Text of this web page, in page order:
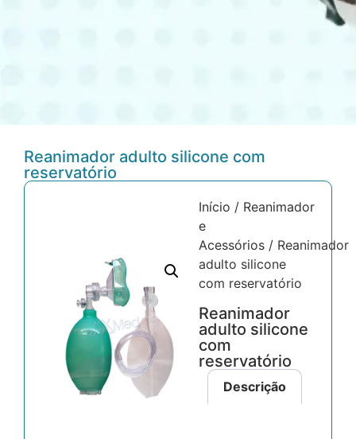
Reanimador adulto silicone com
reservatório
Início / Reanimador
e
Acessórios/ Reanimador
adulto silicone
com reservatório
Reanimador
adulto silicone
com
reservatório
Descrição